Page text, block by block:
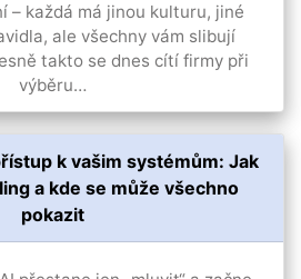
– každá má jinou kulturu, jiné
ale všechny vám slibují
takto se dnes cítí firmy při
výběru…
k vašim systémům: Jak
a kde se může všechno
pokazit